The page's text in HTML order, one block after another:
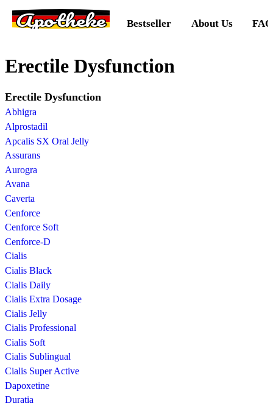
Apotheke Bestseller About Us FAQ
Erectile Dysfunction
Erectile Dysfunction
Abhigra
Alprostadil
Apcalis SX Oral Jelly
Assurans
Aurogra
Avana
Caverta
Cenforce
Cenforce Soft
Cenforce-D
Cialis
Cialis Black
Cialis Daily
Cialis Extra Dosage
Cialis Jelly
Cialis Professional
Cialis Soft
Cialis Sublingual
Cialis Super Active
Dapoxetine
Duratia